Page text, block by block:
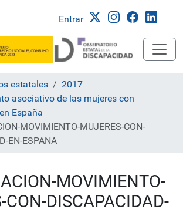
Entrar
estatales
2017
asociativo de las mujeres con
España
MOVIMIENTO-MUJERES-CON-
EN-ESPANA
MOVIMIENTO-
CON-DISCAPACIDAD-